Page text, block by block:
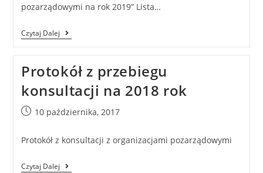
pozarządowymi na rok 2019” Lista…
Czytaj Dalej
Protokół z przebiegu
konsultacji na 2018 rok
10 października, 2017
Protokół z konsultacji z organizacjami pozarządowymi
Czytaj Dalej